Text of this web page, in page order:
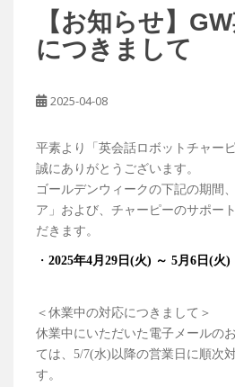
【お知らせ】
につきまして
2025-04-08
平素より「英会話ロボットチャー
誠にありがとうございます。
ゴールデンウィークの下記の期間
ア」および、チャーピーのサポー
だきます。
・ 2025年4月29日(火) ～ 5月6日(火)
＜休業中の対応につきまして＞
休業中にいただいた電子メールの
ては、5/7(水)以降の営業日に順次
す。